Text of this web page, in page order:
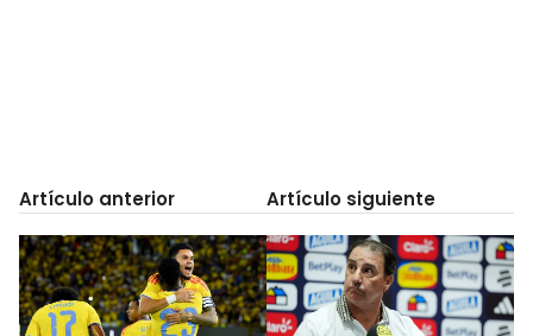
Artículo anterior Artículo siguiente